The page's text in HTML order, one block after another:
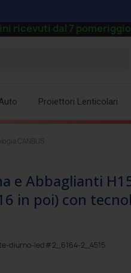
dal 7 pomeriggio in
Proiettori Lenticolari
CANBUS
e Abbaglianti
in poi) con
diurno-led#2_6164-2_4515